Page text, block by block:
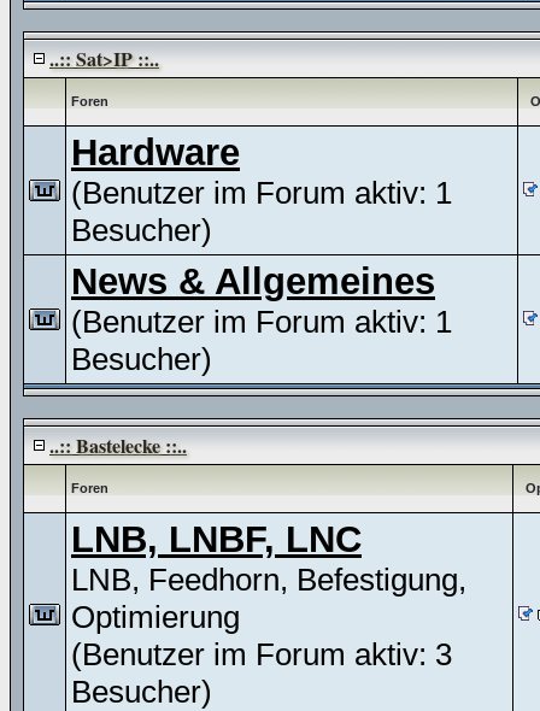
..:: Sat>IP ::..
Foren
Hardware
(Benutzer im Forum aktiv: 1
Besucher)
News & Allgemeines
(Benutzer im Forum aktiv: 1
Besucher)
..:: Bastelecke ::..
Foren
LNB, LNBF, LNC
LNB, Feedhorn, Befestigung,
Optimierung
(Benutzer im Forum aktiv: 3
Besucher)